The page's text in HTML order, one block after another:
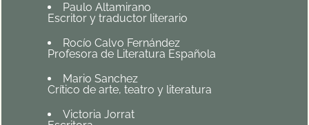
Paulo Altamirano
Escritor y traductor literario
Rocío Calvo Fernández
Profesora de Literatura Española
Mario Sanchez
Crítico de arte, teatro y literatura
Victoria Jorrat